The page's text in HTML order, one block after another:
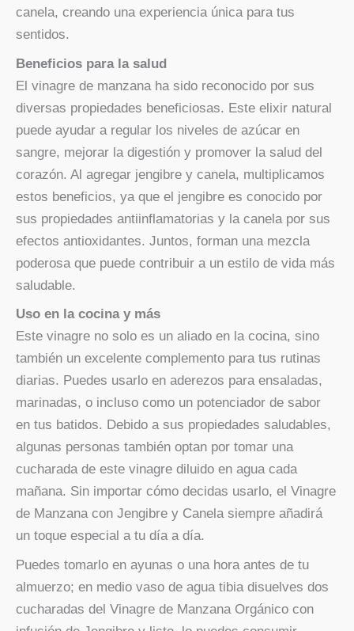
canela, creando una experiencia única para tus
sentidos.
Beneficios para la salud
El vinagre de manzana ha sido reconocido por sus
diversas propiedades beneficiosas. Este elixir natural
puede ayudar a regular los niveles de azúcar en
sangre, mejorar la digestión y promover la salud del
corazón. Al agregar jengibre y canela, multiplicamos
estos beneficios, ya que el jengibre es conocido por
sus propiedades antiinflamatorias y la canela por sus
efectos antioxidantes. Juntos, forman una mezcla
poderosa que puede contribuir a un estilo de vida más
saludable.
Uso en la cocina y más
Este vinagre no solo es un aliado en la cocina, sino
también un excelente complemento para tus rutinas
diarias. Puedes usarlo en aderezos para ensaladas,
marinadas, o incluso como un potenciador de sabor
en tus batidos. Debido a sus propiedades saludables,
algunas personas también optan por tomar una
cucharada de este vinagre diluido en agua cada
mañana. Sin importar cómo decidas usarlo, el Vinagre
de Manzana con Jengibre y Canela siempre añadirá
un toque especial a tu día a día.
Puedes tomarlo en ayunas o una hora antes de tu
almuerzo; en medio vaso de agua tibia disuelves dos
cucharadas del Vinagre de Manzana Orgánico con